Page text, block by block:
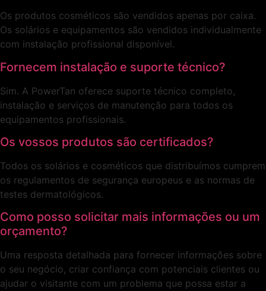
Os produtos cosméticos são vendidos apenas por caixa.
Os solários e equipamentos são vendidos individualmente
com instalação profissional disponível.
Fornecem instalação e suporte técnico?
Sim. A PowerTan oferece suporte técnico completo,
instalação e serviços de manutenção para todos os
equipamentos profissionais.
Os vossos produtos são certificados?
Todos os solários e cosméticos que distribuímos cumprem
os regulamentos de segurança europeus e as normas de
testes dermatológicos.
Como posso solicitar mais informações ou um
orçamento?
Uma resposta detalhada para fornecer informações sobre
o seu negócio, criar confiança com potenciais clientes ou
ajudar o visitante com um problema que possa estar a